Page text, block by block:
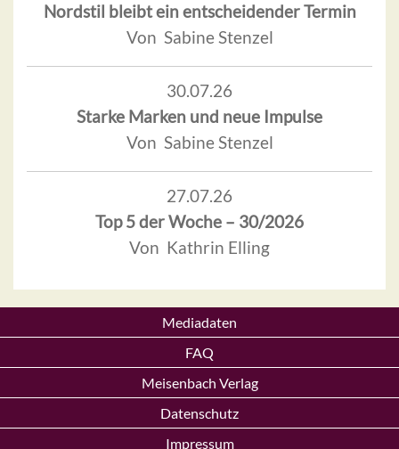
Nordstil bleibt ein entscheidender Termin
Von Sabine Stenzel
30.07.26
Starke Marken und neue Impulse
Von Sabine Stenzel
27.07.26
Top 5 der Woche – 30/2026
Von Kathrin Elling
Mediadaten
FAQ
Meisenbach Verlag
Datenschutz
Impressum